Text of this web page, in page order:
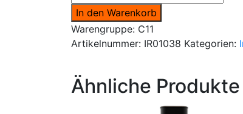
Strahler
CS
2800W-
LG-
dimmbar
Menge
In den Warenkorb
Warengruppe: C11
Artikelnummer: IR01038 Kategorien:
Ähnliche Produkte